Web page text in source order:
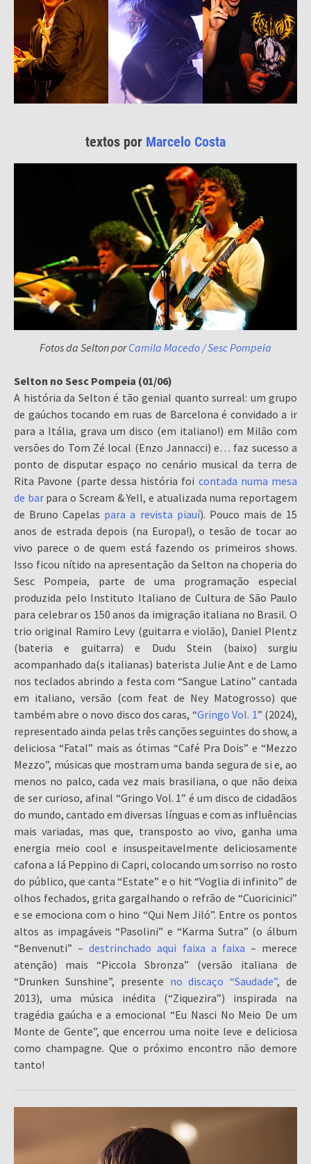
textos por Marcelo Costa
Fotos da Selton porCamila Macedo / Sesc Pompeia
Selton no Sesc Pompeia (01/06)
A história da Selton é tão genial quanto surreal: um grupo
de gaúchos tocando em ruas de Barcelona é convidado a ir
para a Itália, grava um disco (em italiano!) em Milão com
versões do Tom Zé local (Enzo Jannacci) e… faz sucesso a
ponto de disputar espaço no cenário musical da terra de
Rita Pavone (parte dessa história foi contada numa mesa
de barpara o Scream & Yell, e atualizada numa reportagem
de Bruno Capelas para a revista piauí). Pouco mais de 15
anos de estrada depois (na Europa!), o tesão de tocar ao
vivo parece o de quem está fazendo os primeiros shows.
Isso ficou nítido na apresentação da Selton na choperia do
Sesc Pompeia, parte de uma programação especial
produzida pelo Instituto Italiano de Cultura de São Paulo
para celebrar os 150 anos da imigração italiana no Brasil. O
trio original Ramiro Levy (guitarra e violão), Daniel Plentz
(bateria e guitarra) e Dudu Stein (baixo) surgiu
acompanhado da(s italianas) baterista Julie Ant e de Lamo
nos teclados abrindo a festa com “Sangue Latino” cantada
em italiano, versão (com feat de Ney Matogrosso) que
também abre o novo disco dos caras, “Gringo Vol. 1” (2024),
representado ainda pelas três canções seguintes do show, a
deliciosa “Fatal” mais as ótimas “Café Pra Dois” e “Mezzo
Mezzo”, músicas que mostram uma banda segura de si e, ao
menos no palco, cada vez mais brasiliana, o que não deixa
de ser curioso, afinal “Gringo Vol. 1” é um disco de cidadãos
do mundo, cantado em diversas línguas e com as influências
mais variadas, mas que, transposto ao vivo, ganha uma
energia meio cool e insuspeitavelmente deliciosamente
cafona a lá Peppino di Capri, colocando um sorriso no rosto
do público, que canta “Estate” e o hit “Voglia di infinito” de
olhos fechados, grita gargalhando o refrão de “Cuoricinici”
e se emociona com o hino “Qui Nem Jiló”. Entre os pontos
altos as impagáveis “Pasolini” e “Karma Sutra” (o álbum
“Benvenuti” –destrinchado aqui faixa a faixa – merece
atenção) mais “Piccola Sbronza” (versão italiana de
“Drunken Sunshine”, presente no discaço “Saudade”, de
2013), uma música inédita (“Ziquezira”) inspirada na
tragédia gaúcha e a emocional “Eu Nasci No Meio De um
Monte de Gente”, que encerrou uma noite leve e deliciosa
como champagne. Que o próximo encontro não demore
tanto!